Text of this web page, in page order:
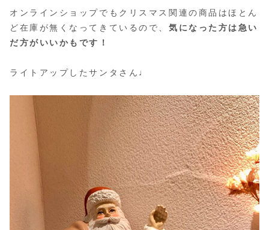
オンラインショップでもクリスマス関連の商品はほとん
ど在庫が無くなってきているので、 気になった方は急い
だ方がいいかもです！
ライトアップしたサンタさん♩